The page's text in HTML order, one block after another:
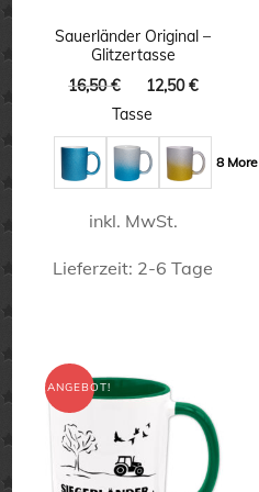
können
auf
der
Produktseite
gewählt
Sauerländer Original –
Glitzertasse
16,50€
Ursprünglicher
Preis
16,50 €
12,50€
12,50 €.
Tasse
8 More
inkl. MwSt.
Lieferzeit: 2-6 Tage
weist
mehrere
Varianten
auf.
ANGEBOT!